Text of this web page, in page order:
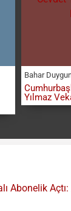
Bahar
Yılmaz
Abonelik